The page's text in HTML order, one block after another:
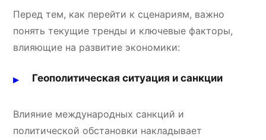
Перед тем, как перейти к сценариям, важно
понять текущие тренды и ключевые факторы,
влияющие на развитие экономики:
Геополитическая ситуация и санкции
Влияние международных санкций и
политической обстановки накладывает